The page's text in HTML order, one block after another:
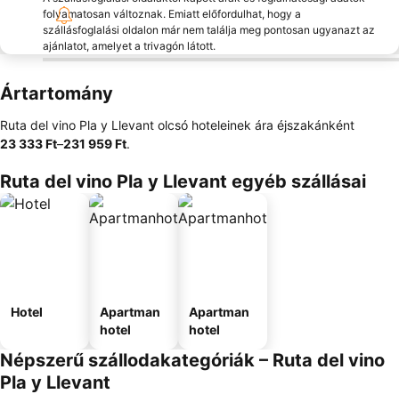
folyamatosan változnak. Emiatt előfordulhat, hogy a
szállásfoglalási oldalon már nem találja meg pontosan ugyanazt az
ajánlatot, amelyet a trivagón látott.
Ártartomány
Ruta del vino Pla y Llevant olcsó hoteleinek ára éjszakánként
‎23 333 Ft–‎231 959 Ft.
Ruta del vino Pla y Llevant egyéb szállásai
Hotel
Apartman
hotel
Apartman
hotel
Népszerű szállodakategóriák – Ruta del vino
Pla y Llevant